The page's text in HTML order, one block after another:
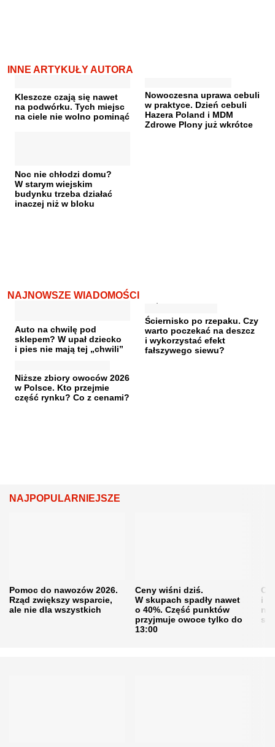
INNE ARTYKUŁY AUTORA
Kleszcze czają się nawet
na podwórku. Tych miejsc
na ciele nie wolno pominąć
Nowoczesna uprawa cebuli
w praktyce. Dzień cebuli
Hazera Poland i MDM
Zdrowe Plony już wkrótce
Noc nie chłodzi domu?
W starym wiejskim
budynku trzeba działać
inaczej niż w bloku
NAJNOWSZE WIADOMOŚCI
Auto na chwilę pod
sklepem? W upał dziecko
i pies nie mają tej „chwili”
Ściernisko po rzepaku. Czy
warto poczekać na deszcz
i wykorzystać efekt
fałszywego siewu?
Niższe zbiory owoców 2026
w Polsce. Kto przejmie
część rynku? Co z cenami?
NAJPOPULARNIEJSZE
Pomoc do nawozów 2026.
Rząd zwiększy wsparcie,
ale nie dla wszystkich
Ceny wiśni dziś.
W skupach spadły nawet
o 40%. Część punktów
przyjmuje owoce tylko do
13:00
i